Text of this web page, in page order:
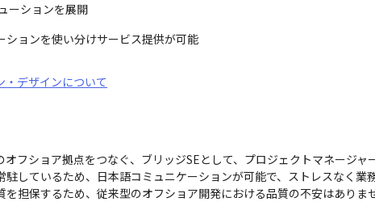
ーションを展開
ョンを使い分けサービス提供が可能
デザインについて
フショア拠点をつなぐ、ブリッジSEとして、プロジェクトマネージ
しているため、日本語コミュニケーションが可能で、ストレスなく業
担保するため、従来型のオフショア開発における品質の不安はありま